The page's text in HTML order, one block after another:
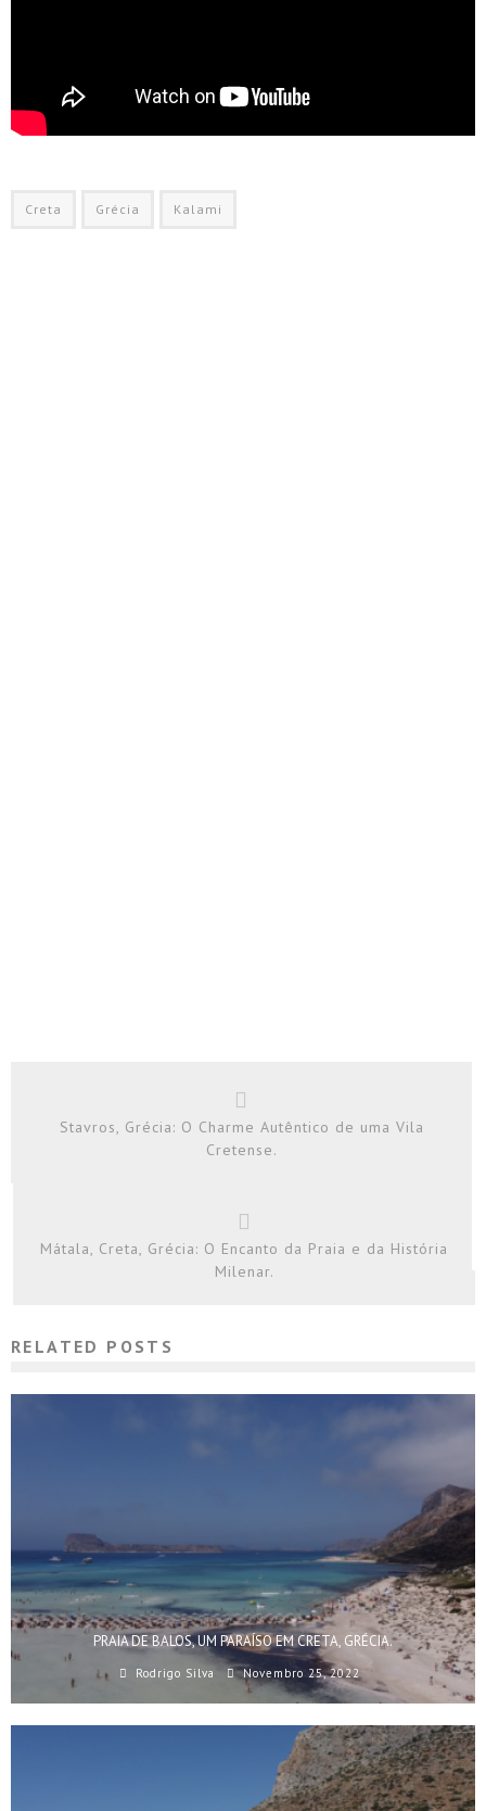
Creta Grécia Kalami
Stavros, Grécia: O Charme Autêntico de uma Vila
Cretense.
Mátala, Creta, Grécia: O Encanto da Praia e da História
Milenar.
RELATED POSTS
PRAIA DE BALOS, UM PARAÍSO EM CRETA, GRÉCIA.
Rodrigo Silva Novembro 25, 2022